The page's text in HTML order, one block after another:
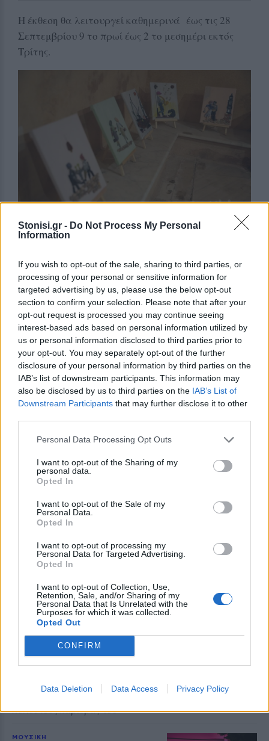
Stonisi.gr - Do Not Process My Personal
Information
If you wish to opt-out of the sale, sharing to third parties, or
processing of your personal or sensitive information for
targeted advertising by us, please use the below opt-out
section to confirm your selection. Please note that after your
opt-out request is processed you may continue seeing
interest-based ads based on personal information utilized by
us or personal information disclosed to third parties prior to
your opt-out. You may separately opt-out of the further
disclosure of your personal information by third parties on the
IAB’s list of downstream participants. This information may
also be disclosed by us to third parties on the IAB’s List of
Downstream Participants that may further disclose it to other
Personal Data Processing Opt Outs
I want to opt-out of the Sharing of my
personal data.
Opted In
I want to opt-out of the Sale of my
Personal Data.
Opted In
I want to opt-out of processing my
Personal Data for Targeted Advertising.
Opted In
I want to opt-out of Collection, Use,
Retention, Sale, and/or Sharing of my
Personal Data that Is Unrelated with the
Purposes for which it was collected.
Opted Out
CONFIRM
Data Deletion Data Access Privacy Policy
Η έκθεση θα λειτουργεί καθημερινά έως τις 28
Σεπτεμβρίου 9 το πρωί έως 2 το μεσημέρι εκτός
Τρίτης.
Δείτε περισσότερα άρθρα μας στα αποτελέσματα
αναζήτησης
Add stonisi.gr on Google ↗
ΣΤΗΝ ΙΔΙΑ ΚΑΤΗΓΟΡΙΑ
ΜΟΥΣΙΚΗ
Η γιορτή της τράτας ζωντάνεψε
Η αναπαράσταση του παλιού
αλιευτικού εθίμου, οι
παραδοσιακοί χοροί και η μουσική
Αυγούστου
ΜΟΥΣΙΚΗ
Ο Σταμάτης Γονίδης στον
Οινοφόρο για μια μεγάλη λαϊκή
βραδιά
Αυγούστου για μια εμφάνιση με
πολυετούς καριέρας του
ΜΟΥΣΙΚΗ